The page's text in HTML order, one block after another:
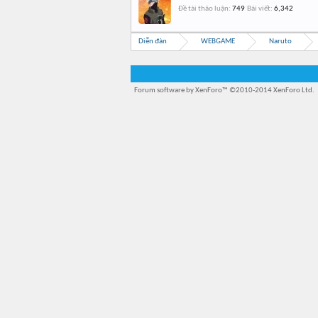
Đề tài thảo luận: 749 Bài viết: 6,342
Diễn đàn WEBGAME Naruto
Forum software by XenForo™ ©2010-2014 XenForo Ltd.